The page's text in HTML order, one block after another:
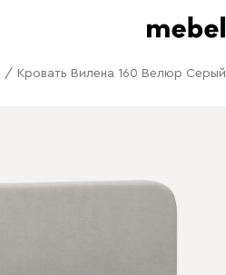
/ Кровать Вилена 160 Велюр Серый